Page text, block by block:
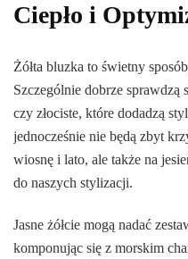
Ciepło i
Żółta bluzka to świetny
Szczególnie dobrze sprawdzą
czy złociste, które dodadzą
jednocześnie nie będą zbyt
wiosnę i lato, ale także na
do naszych stylizacji.
Jasne żółcie mogą nadać
komponując się z morskim